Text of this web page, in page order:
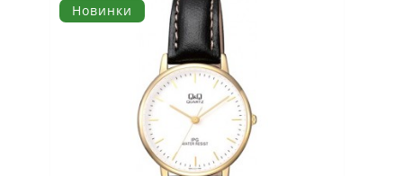
Новинки